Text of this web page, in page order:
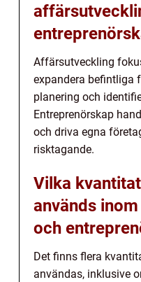
Affärsutveckling
expandera befintliga
planering och
Entreprenörskap
och driva egna
risktagande.
Vilka
används
och
Det finns flera
användas, inklusive